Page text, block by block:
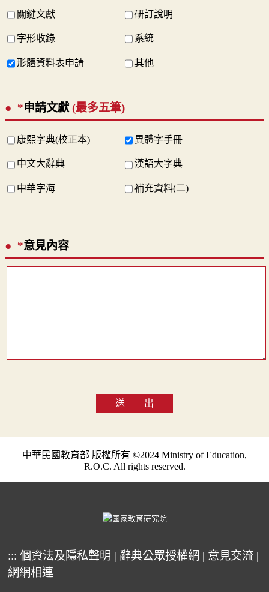
關鍵文獻 研訂說明
字形收錄 系統
形體資料表申請 其他
*申請文獻(最多五筆)
康熙字典(校正本) 異體字手冊
中文大辭典 漢語大字典
中華字海 補充資料(二)
*意見內容
送 出
中華民國教育部 版權所有 ©2024 Ministry of Education,
R.O.C. All rights reserved.
::: 個資法及隱私聲明 | 辭典公眾授權網 | 意見交流 |
網網相連